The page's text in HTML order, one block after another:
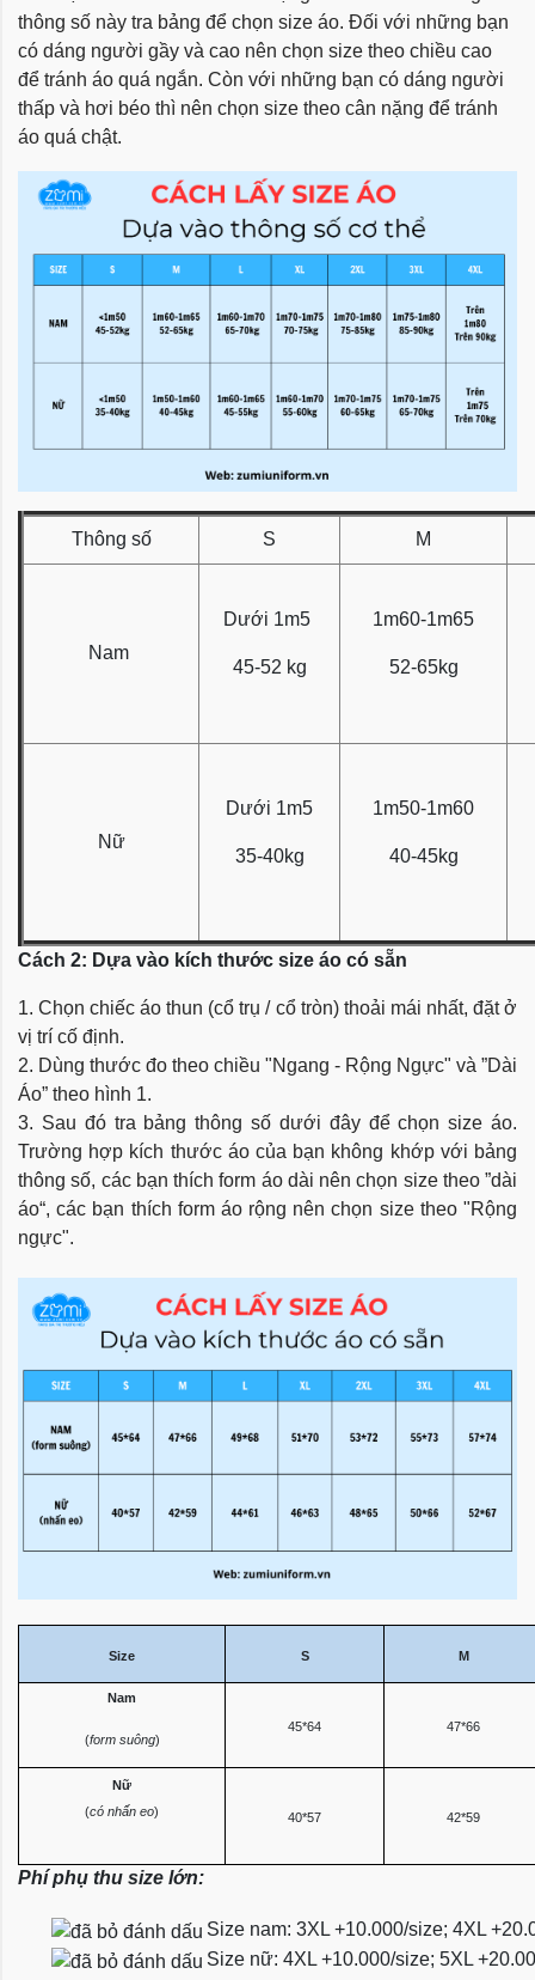
thông số này tra bảng để chọn size áo. Đối với những bạn
có dáng người gầy và cao nên chọn size theo chiều cao
để tránh áo quá ngắn. Còn với những bạn có dáng người
thấp và hơi béo thì nên chọn size theo cân nặng để tránh
áo quá chật.
Thông số S M
Nam
Dưới 1m5
45-52 kg
1m60-1m65
52-65kg
Nữ
Dưới 1m5
35-40kg
1m50-1m60
40-45kg
Cách 2: Dựa vào kích thước size áo có sẵn
1. Chọn chiếc áo thun (cổ trụ / cổ tròn) thoải mái nhất, đặt ở
vị trí cố định.
2. Dùng thước đo theo chiều "Ngang - Rộng Ngực" và ”Dài
Áo” theo hình 1.
3. Sau đó tra bảng thông số dưới đây để chọn size áo.
Trường hợp kích thước áo của bạn không khớp với bảng
thông số, các bạn thích form áo dài nên chọn size theo ”dài
áo“, các bạn thích form áo rộng nên chọn size theo "Rộng
ngực".
Size S M
Nam
45*64
47*66
(form suông)
Nữ
40*57 42*59
(có nhấn eo)
Phí phụ thu size lớn:
Size nam: 3XL +10.000/size; 4XL
Size nữ: 4XL +10.000/size; 5XL